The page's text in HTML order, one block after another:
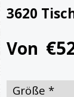
3620
Von €